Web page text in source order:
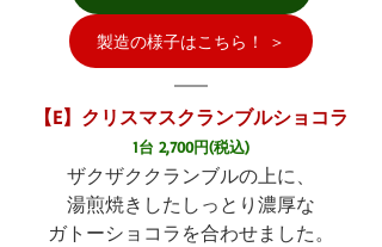
製造の様子はこちら！ ＞
【E】クリスマスクランブルショコラ
1台 2,700円(税込)
ザクザククランブルの上に、
湯煎焼きしたしっとり濃厚な
ガトーショコラを合わせました。